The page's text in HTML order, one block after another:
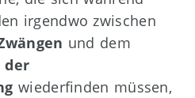
irgendwo zwischen
und dem
der
wiederfinden müssen,